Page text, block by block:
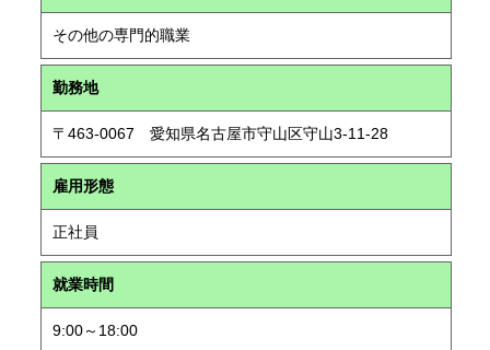
その他の専門的職業
勤務地
〒463-0067 愛知県名古屋市守山区守山3-11-28
雇用形態
正社員
就業時間
9:00～18:00